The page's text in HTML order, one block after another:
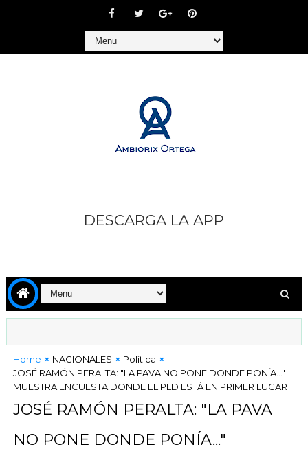
DESCARGA LA APP
Home NACIONALES
Política
JOSÉ RAMÓN PERALTA: "LA PAVA NO PONE DONDE PONÍA..."
MUESTRA ENCUESTA DONDE EL PLD ESTÁ EN PRIMER LUGAR
JOSÉ RAMÓN PERALTA: "LA PAVA
NO PONE DONDE PONÍA..."